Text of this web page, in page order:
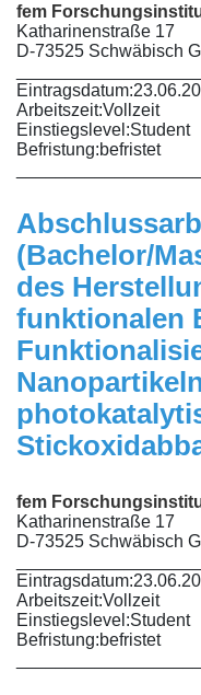
fem
Katharinenstraße 17
D-73525 Schwäbisch
Eintragsdatum:
Arbeitszeit:Vollzeit
Einstiegslevel:Student
Befristung:befristet
(Bachelor/
des
funktionalen
fem
Katharinenstraße 17
D-73525 Schwäbisch
Eintragsdatum:
Arbeitszeit:Vollzeit
Einstiegslevel:Student
Befristung:befristet